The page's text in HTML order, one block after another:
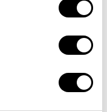
prekären
in